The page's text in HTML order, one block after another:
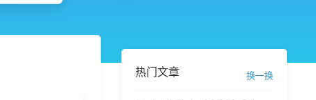
热门文章 换一换